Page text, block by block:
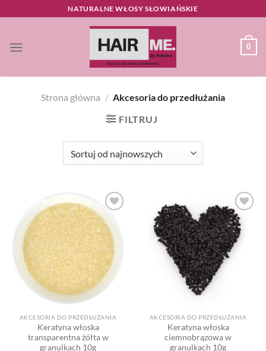
NATURALNE WŁOSY SŁOWIAŃSKIE
0
Strona główna / Akcesoria do przedłużania
FILTRUJ
Dodaj
do listy
życzeń
AKCESORIA DO PRZEDŁUŻANIA
Keratyna włoska
transparentna żółta w
granulkach 10g
Dodaj
do listy
życzeń
AKCESORIA DO PRZEDŁUŻANIA
Keratyna włoska
ciemnobrązowa w
granulkach 10g